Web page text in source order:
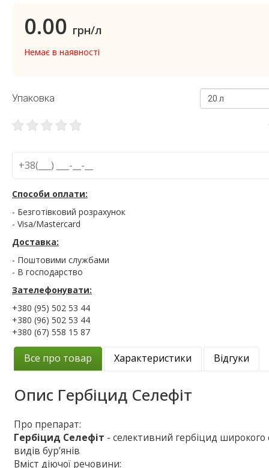
0.00 грн/л
Немає в наявності
Упаковка 20 л
Способи оплати:
- Безготівковий розрахунок
- Visa/Mastercard
Доставка:
- Поштовими службами
- В господарство
Зателефонувати:
+380 (95) 502 53 44
+380 (96) 502 53 44
+380 (67) 558 15 87
Все про товар Характеристики Відгуки
Опис Гербіцид Селефіт
Про препарат:
Гербіцид Селефіт - селективний гербіцид широкого
видів бур’янів
Вміст діючої речовини: